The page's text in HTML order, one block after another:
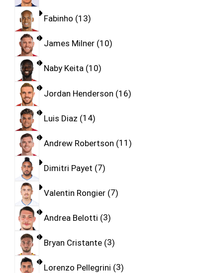
Fabinho 13
James Milner 10
Naby Keita 10
Jordan Henderson 16
Luis Diaz 14
Andrew Robertson 11
Dimitri Payet 7
Valentin Rongier 7
Andrea Belotti 3
Bryan Cristante 3
Lorenzo Pellegrini 3